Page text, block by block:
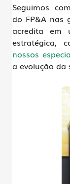
Seguimos
do FP&A nas
acredita em
estratégica,
nossos
a evolução da